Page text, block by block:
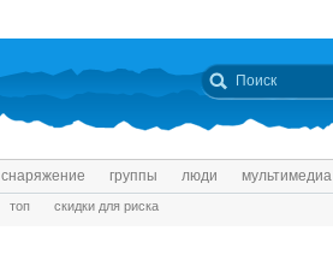
снаряжение группы люди мультимедиа
топ скидки для риска